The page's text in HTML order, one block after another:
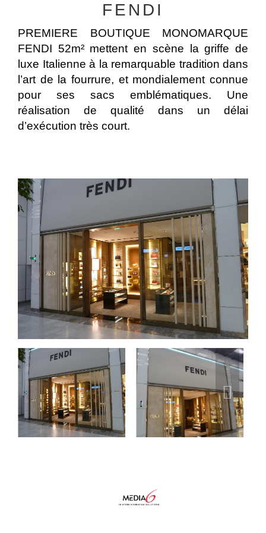
FENDI
PREMIERE BOUTIQUE MONOMARQUE
FENDI 52m² mettent en scène la griffe de
luxe Italienne à la remarquable tradition dans
l’art de la fourrure, et mondialement connue
pour ses sacs emblématiques. Une
réalisation de qualité dans un délai
d’exécution très court.